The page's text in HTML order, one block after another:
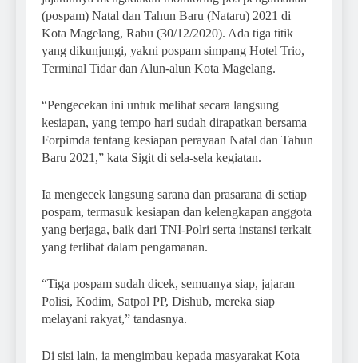
(pospam) Natal dan Tahun Baru (Nataru) 2021 di
Kota Magelang, Rabu (30/12/2020). Ada tiga titik
yang dikunjungi, yakni pospam simpang Hotel Trio,
Terminal Tidar dan Alun-alun Kota Magelang.
“Pengecekan ini untuk melihat secara langsung
kesiapan, yang tempo hari sudah dirapatkan bersama
Forpimda tentang kesiapan perayaan Natal dan Tahun
Baru 2021,” kata Sigit di sela-sela kegiatan.
Ia mengecek langsung sarana dan prasarana di setiap
pospam, termasuk kesiapan dan kelengkapan anggota
yang berjaga, baik dari TNI-Polri serta instansi terkait
yang terlibat dalam pengamanan.
“Tiga pospam sudah dicek, semuanya siap, jajaran
Polisi, Kodim, Satpol PP, Dishub, mereka siap
melayani rakyat,” tandasnya.
Di sisi lain, ia mengimbau kepada masyarakat Kota